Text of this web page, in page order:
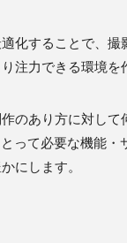
化することで、
注力できる環境を
のあり方に対して
って必要な機能
にします。